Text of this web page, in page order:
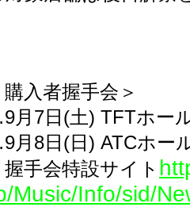
購入者握手会＞
7日(土) TFTホー
月8日(日) ATCホ
手会特設サイト
Music/Info/sid/